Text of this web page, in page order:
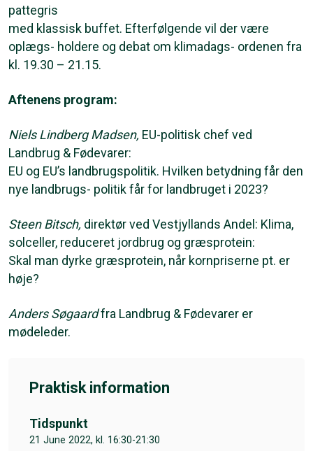
pattegris
med klassisk buffet. Efterfølgende vil der være
oplægs- holdere og debat om klimadags- ordenen fra
kl. 19.30 – 21.15.
Aftenens program:
Niels Lindberg Madsen, EU-politisk chef ved
Landbrug & Fødevarer:
EU og EU’s landbrugspolitik. Hvilken betydning får den
nye landbrugs- politik får for landbruget i 2023?
Steen Bitsch, direktør ved Vestjyllands Andel: Klima,
solceller, reduceret jordbrug og græsprotein:
Skal man dyrke græsprotein, når kornpriserne pt. er
høje?
Anders Søgaardfra Landbrug & Fødevarer er
mødeleder.
Praktisk information
Tidspunkt
21 June 2022, kl. 16:30-21:30